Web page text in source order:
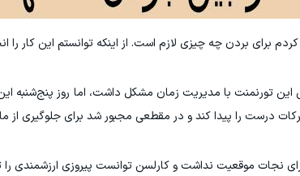
برای بردن چه چیزی لازم است. از اینکه توانستم این کار را
این تورنمنت با مدیریت زمان مشکل داشت، اما روز پنج‌شنبه
درست را پیدا کند و در مقطعی مجبور شد برای جلوگیری از
نجات موقعیت نداشت و کارلسن توانست پیروزی ارزشمندی را